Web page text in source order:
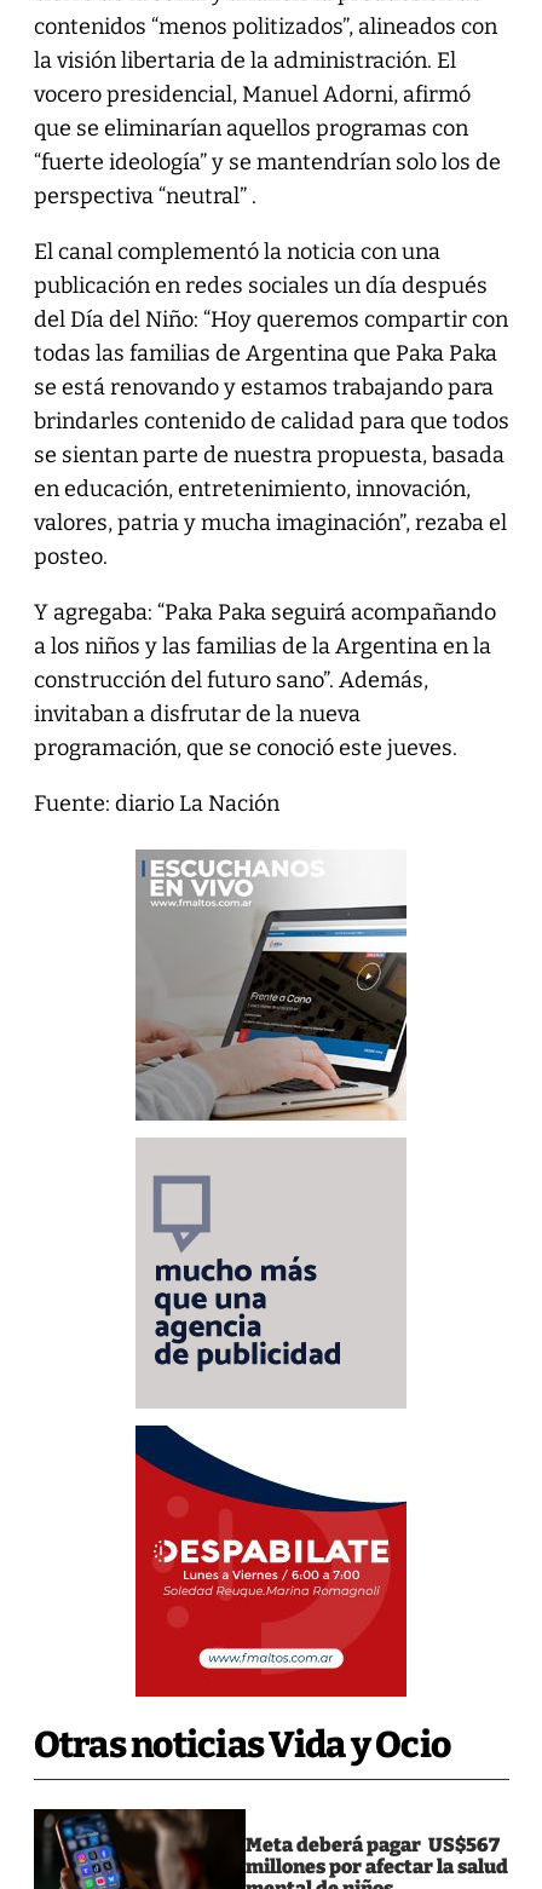
contenidos “menos politizados”, alineados con
la visión libertaria de la administración. El
vocero presidencial, Manuel Adorni, afirmó
que se eliminarían aquellos programas con
“fuerte ideología” y se mantendrían solo los de
perspectiva “neutral” .
El canal complementó la noticia con una
publicación en redes sociales un día después
del Día del Niño: “Hoy queremos compartir con
todas las familias de Argentina que Paka Paka
se está renovando y estamos trabajando para
brindarles contenido de calidad para que todos
se sientan parte de nuestra propuesta, basada
en educación, entretenimiento, innovación,
valores, patria y mucha imaginación”, rezaba el
posteo.
Y agregaba: “Paka Paka seguirá acompañando
a los niños y las familias de la Argentina en la
construcción del futuro sano”. Además,
invitaban a disfrutar de la nueva
programación, que se conoció este jueves.
Fuente: diario La Nación
Otras noticias Vida y Ocio
Meta deberá pagar US$567
millones por afectar la salud